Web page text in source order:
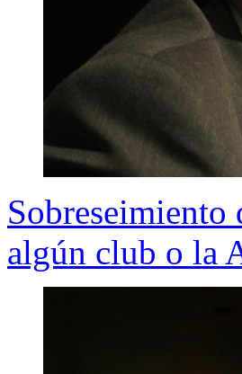
Sobreseimiento
algún club o la